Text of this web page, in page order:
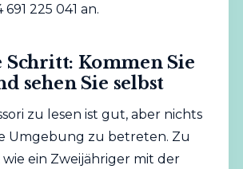
225 041 an.
Schritt: Kommen Sie
sehen Sie selbst
zu lesen ist gut, aber nichts
Umgebung zu betreten. Zu
ein Zweijähriger mit der